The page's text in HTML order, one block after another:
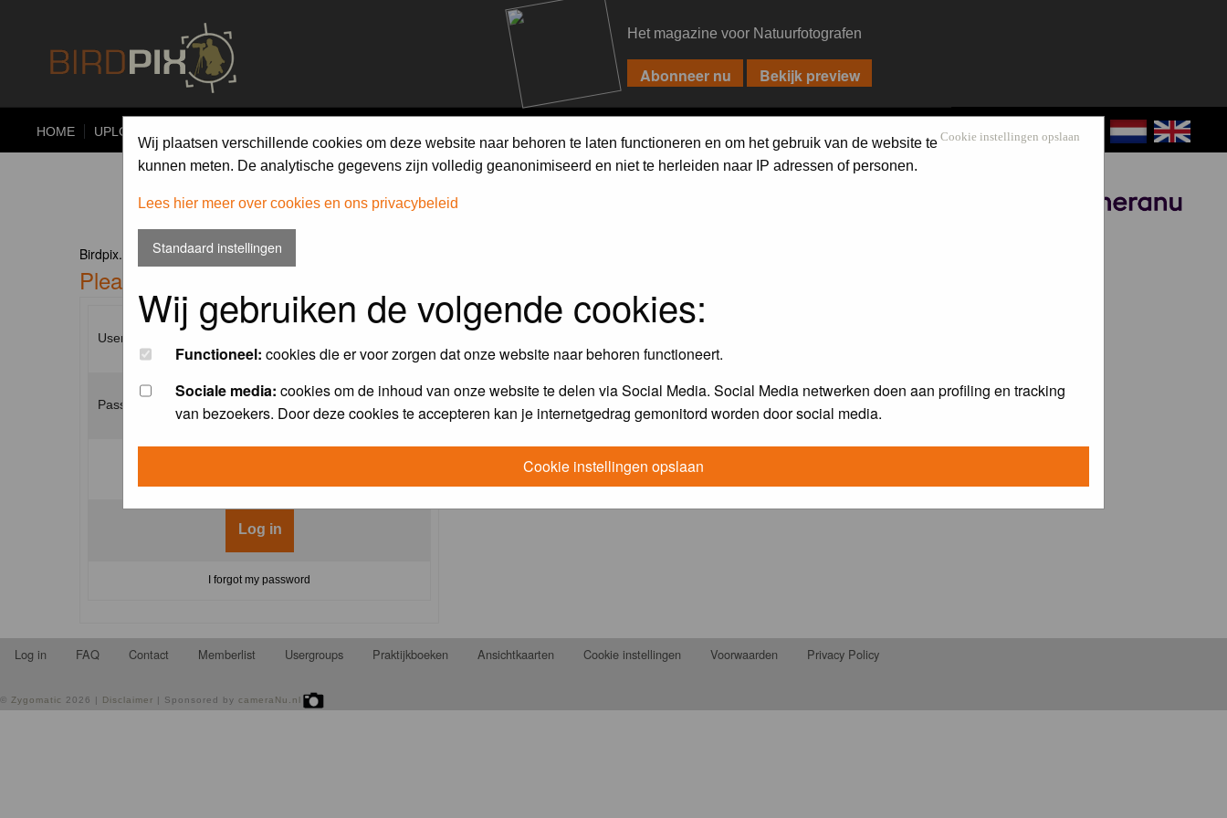
Het magazine voor Natuurfotografen
HOME UPLOAD Cookie instellingen opslaan
Wij plaatsen verschillende cookies om deze website naar behoren te laten functioneren en om het gebruik van de website te
kunnen meten. De analytische gegevens zijn volledig geanonimiseerd en niet te herleiden naar IP adressen of personen.
Lees hier meer over cookies en ons privacybeleid
Standaard instellingen
Wij gebruiken de volgende cookies:
Functioneel: cookies die er voor zorgen dat onze website naar behoren functioneert.
Sociale media: cookies om de inhoud van onze website te delen via Social Media. Social Media netwerken doen aan profiling en tracking
van bezoekers. Door deze cookies te accepteren kan je internetgedrag gemonitord worden door social media.
Cookie instellingen opslaan
Birdpix.nl Forum Index
Please enter your username and password to log in.
Username:
Password:
I forgot my password
Log in FAQ Contact Memberlist Usergroups Praktijkboeken Ansichtkaarten Cookie instellingen Voorwaarden Privacy Policy
© Zygomatic 2026 | Disclaimer | Sponsored by cameraNu.nl